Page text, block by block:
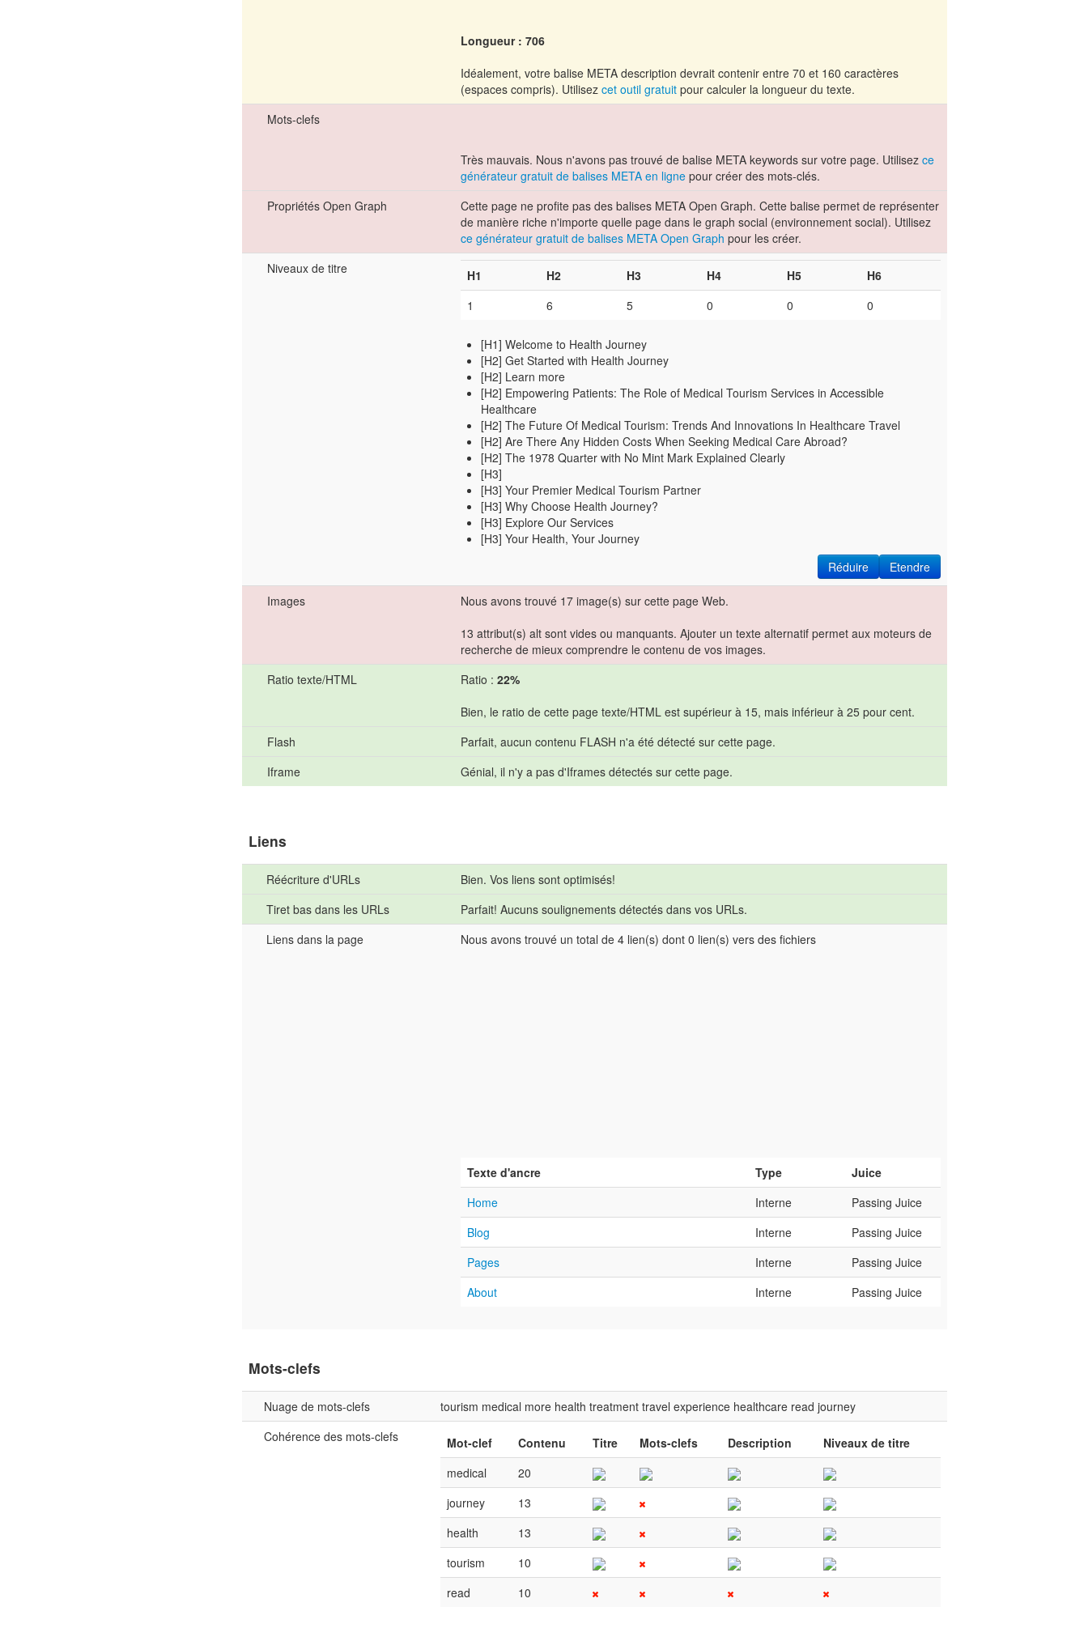
Longueur : 706
Idéalement, votre balise META description devrait contenir entre 70 et 160 caractères
(espaces compris). Utilisez cet outil gratuitpour calculer la longueur du texte.
Mots-clefs
Très mauvais. Nous n'avons pas trouvé de balise META keywords sur votre page. Utilisez ce
générateur gratuit de balises META en lignepour créer des mots-clés.
Propriétés Open Graph
Cette page ne profite pas des balises META Open Graph. Cette balise permet de représenter
de manière riche n'importe quelle page dans le graph social (environnement social). Utilisez
ce générateur gratuit de balises META Open Graph pour les créer.
Niveaux de titre
H1 H2 H3 H4 H5
H6
1
6 5 0 0 0
[H1] Welcome to Health Journey
[H2] Get Started with Health Journey
[H2] Learn more
[H2] Empowering Patients: The Role of Medical Tourism Services in Accessible
Healthcare
[H2] The Future Of Medical Tourism: Trends And Innovations In Healthcare Travel
[H2] Are There Any Hidden Costs When Seeking Medical Care Abroad?
[H2] The 1978 Quarter with No Mint Mark Explained Clearly
[H3]
[H3] Your Premier Medical Tourism Partner
[H3] Why Choose Health Journey?
[H3] Explore Our Services
[H3] Your Health, Your Journey
Etendre
Réduire
Images
Nous avons trouvé 17 image(s) sur cette page Web.
13 attribut(s) alt sont vides ou manquants. Ajouter un texte alternatif permet aux moteurs de
recherche de mieux comprendre le contenu de vos images.
Ratio texte/HTML
Ratio : 22%
Bien, le ratio de cette page texte/HTML est supérieur à 15, mais inférieur à 25 pour cent.
Flash
Parfait, aucun contenu FLASH n'a été détecté sur cette page.
Iframe
Génial, il n'y a pas d'Iframes détectés sur cette page.
Liens
Réécriture d'URLs
Bien. Vos liens sont optimisés!
Tiret bas dans les URLs
Parfait! Aucuns soulignements détectés dans vos URLs.
Liens dans la page
Nous avons trouvé un total de 4 lien(s) dont 0 lien(s) vers des fichiers
Texte d'ancre Type
Juice
Home
Interne
Passing Juice
Blog
Interne
Passing Juice
Pages
Interne
Passing Juice
About
Interne Passing Juice
Mots-clefs
Nuage de mots-clefs tourism medical more health treatment travel experience healthcare read journey
Cohérence des mots-clefs
Mot-clef Contenu Titre Mots-clefs Description
Niveaux de titre
medical
20
journey
13
health
13
tourism
10
read
10